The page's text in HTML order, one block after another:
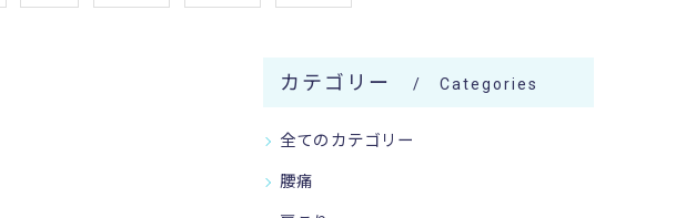
カテゴリー Categories
全てのカテゴリー
腰痛